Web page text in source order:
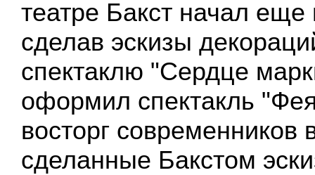
театре Бакст начал еще
сделав эскизы
спектаклю "Сердце
оформил спектакль
восторг современников
сделанные Бакстом